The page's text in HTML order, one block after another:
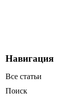
Навигация
Все статьи
Поиск